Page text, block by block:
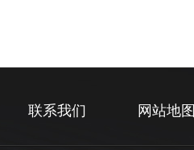
联系我们 网站地图